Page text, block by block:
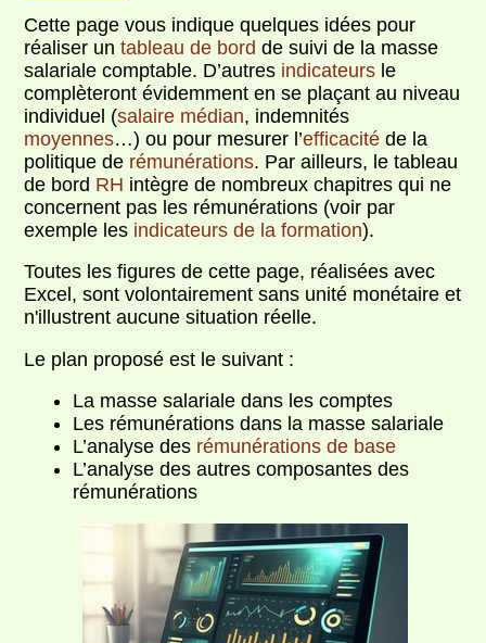
Cette page vous indique quelques idées pour
réaliser untableau de bord de suivi de la masse
salariale comptable. D’autres indicateurs le
complèteront évidemment en se plaçant au niveau
individuel (salaire médian, indemnités
moyennes…) ou pour mesurer l’efficacité de la
politique de rémunérations. Par ailleurs, le tableau
de bord RH intègre de nombreux chapitres qui ne
concernent pas les rémunérations (voir par
exemple les indicateurs de la formation).
Toutes les figures de cette page, réalisées avec
Excel, sont volontairement sans unité monétaire et
n'illustrent aucune situation réelle.
Le plan proposé est le suivant :
La masse salariale dans les comptes
Les rémunérations dans la masse salariale
L’analyse des rémunérations de base
L’analyse des autres composantes des
rémunérations